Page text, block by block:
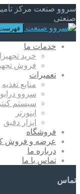
سروو صنعت مرکز
صنعتی
خدمات ما
خرید
فروش
تعمیرات
منابع تغذیه
سروو درایو
سیستم
اینورتر
ابزار دقیق
فروشگاه
عرضه و فروش
درباره ما
تماس با ما
تماس